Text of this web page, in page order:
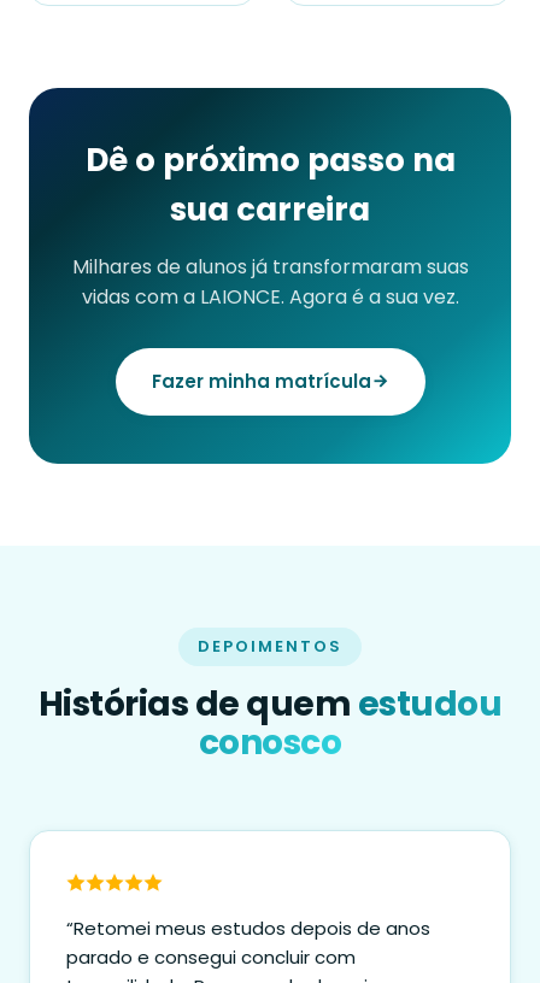
Dê o próximo passo na
sua carreira
Milhares de alunos já transformaram suas
vidas com a LAIONCE. Agora é a sua vez.
Fazer minha matrícula
DEPOIMENTOS
Histórias de quem estudou
conosco
“Retomei meus estudos depois de anos
parado e consegui concluir com